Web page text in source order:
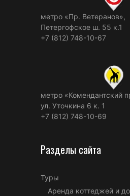
метро «Пр. Ветеранов»,
Петергофское ш. 55 к.1
+7 (812) 748-10-67
метро «Комендантский
ул. Уточкина 6 к. 1
+7 (812) 748-10-69
Разделы сайта
Туры
Аренда коттеджей и